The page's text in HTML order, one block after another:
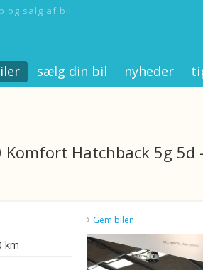
og salg af bil
sælg din bil nyheder
Hatchback 5g 5d
km
Gem bilen